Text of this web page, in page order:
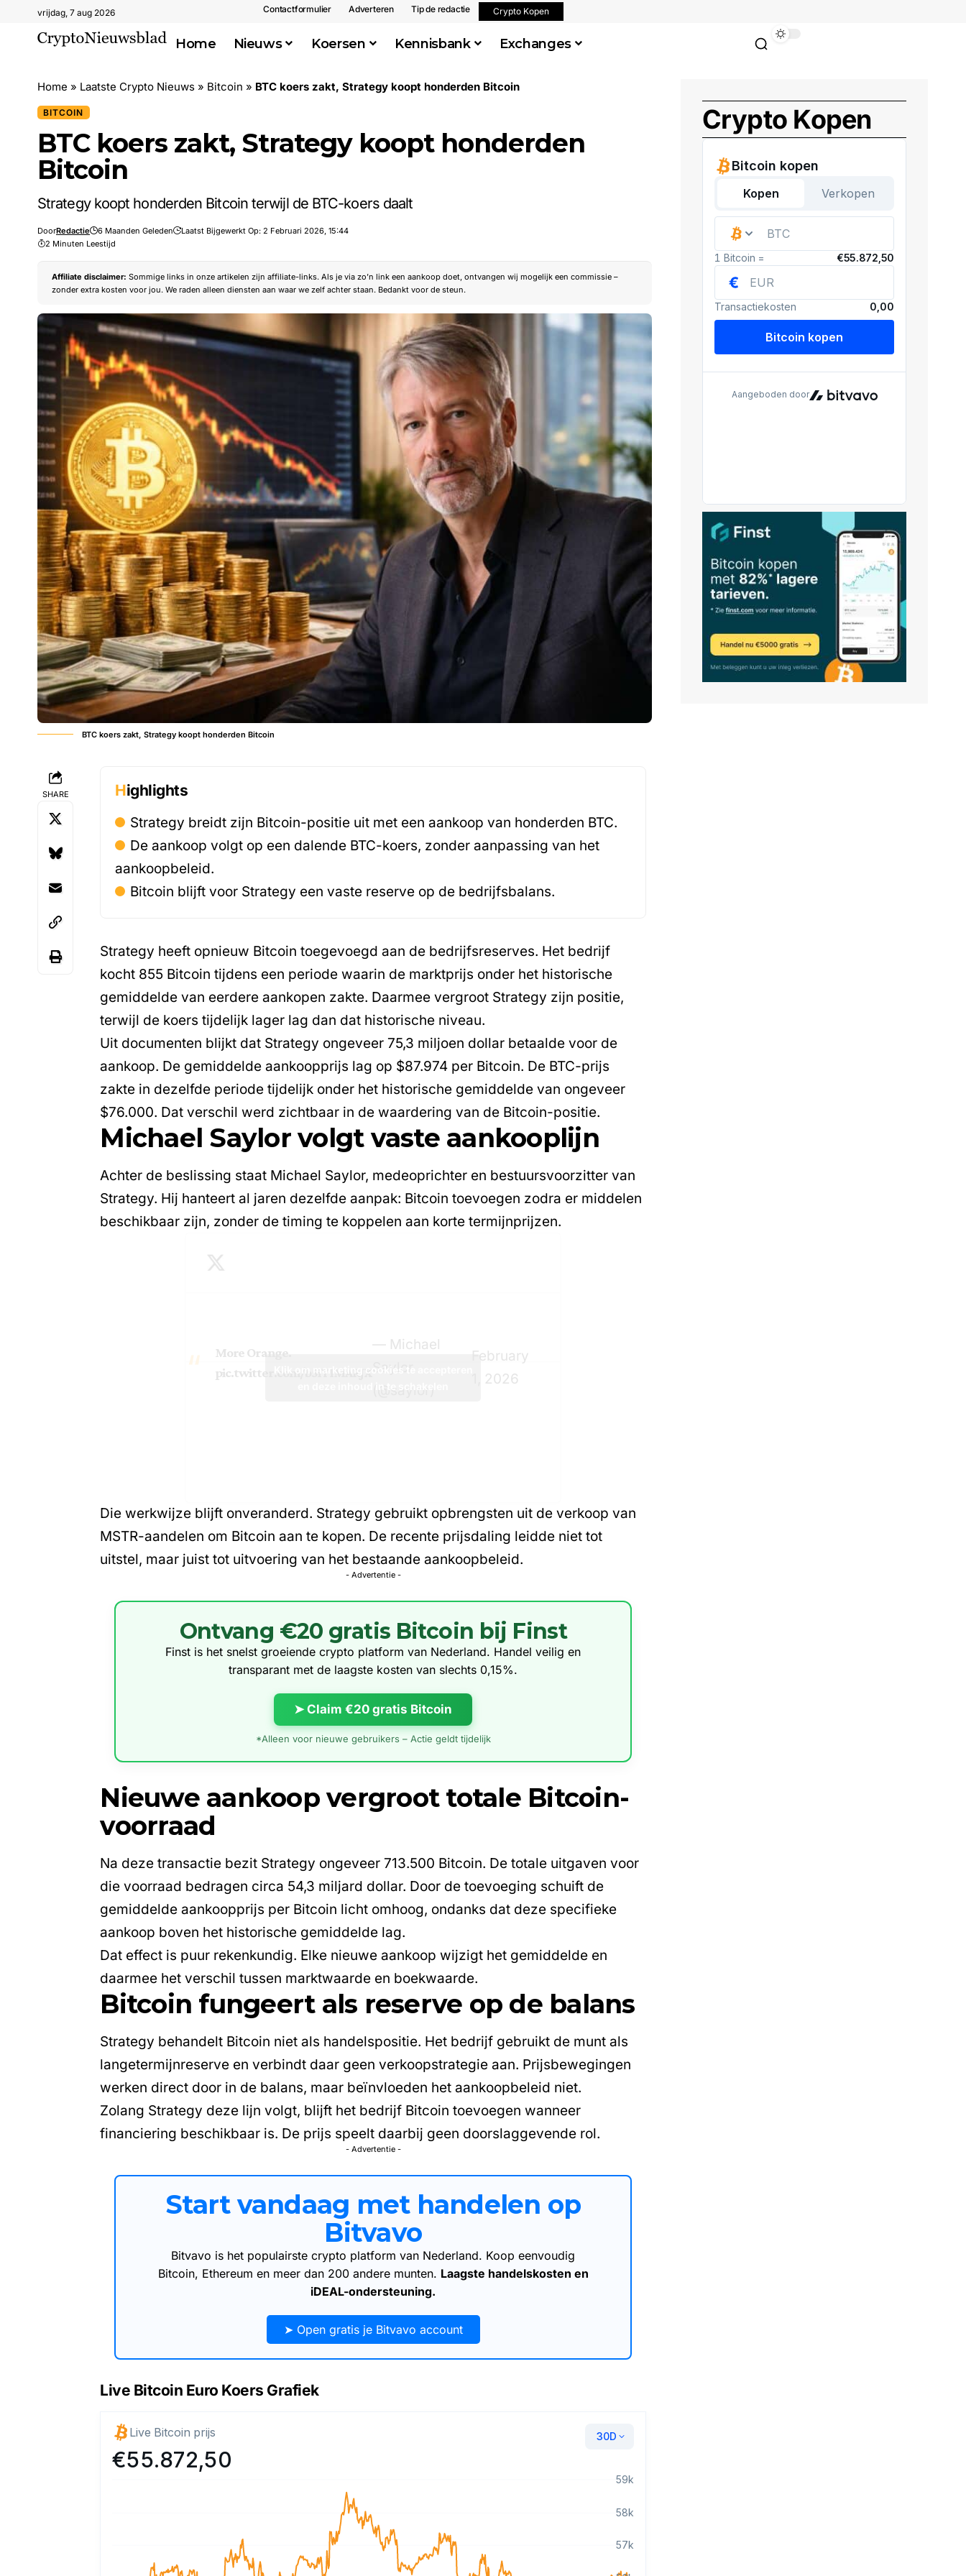
vrijdag, 7 aug 2026 Contactformulier Adverteren Tip de redactie Crypto Kopen
Home Nieuws Koersen Kennisbank Exchanges
Home » Laatste Crypto Nieuws » Bitcoin » BTC koers zakt, Strategy koopt honderden Bitcoin
BITCOIN
BTC koers zakt, Strategy koopt honderden
Bitcoin
Strategy koopt honderden Bitcoin terwijl de BTC-koers daalt
DoorRedactie 6 Maanden Geleden
Laatst Bijgewerkt Op: 2 Februari 2026, 15:44
2 Minuten Leestijd
Affiliate disclaimer: Sommige links in onze artikelen zijn affiliate-links. Als je via zo’n link een aankoop doet, ontvangen wij mogelijk een commissie –
zonder extra kosten voor jou. We raden alleen diensten aan waar we zelf achter staan. Bedankt voor de steun.
BTC koers zakt, Strategy koopt honderden Bitcoin
SHARE Highlights
Strategy breidt zijn Bitcoin-positie uit met een aankoop van honderden BTC.
De aankoop volgt op een dalende BTC-koers, zonder aanpassing van het
aankoopbeleid.
Bitcoin blijft voor Strategy een vaste reserve op de bedrijfsbalans.
Strategy heeft opnieuw Bitcointoegevoegd aan de bedrijfsreserves. Het bedrijf
kocht 855 Bitcoin tijdens een periode waarin de marktprijs onder het historische
gemiddelde van eerdere aankopen zakte. Daarmee vergroot Strategy zijn positie,
terwijl de koers tijdelijk lager lag dan dat historische niveau.
Uit documenten blijkt dat Strategy ongeveer 75,3 miljoen dollar betaalde voor de
aankoop. De gemiddelde aankoopprijs lag op $87.974 per Bitcoin. De BTC-prijs
zakte in dezelfde periode tijdelijk onder het historische gemiddelde van ongeveer
$76.000. Dat verschil werd zichtbaar in de waardering van de Bitcoin-positie.
Michael Saylor volgt vaste aankooplijn
Achter de beslissing staat Michael Saylor, medeoprichter en bestuursvoorzitter van
Strategy. Hij hanteert al jaren dezelfde aanpak: Bitcoin toevoegen zodra er middelen
beschikbaar zijn, zonder de timing te koppelen aan korte termijnprijzen.
More Orange.
pic.twitter.com/b5iYIMARJX
— Michael
Saylor
(@saylor)
February
1, 2026
Klik om marketing cookies te accepteren
en deze inhoud in te schakelen
Die werkwijze blijft onveranderd. Strategy gebruikt opbrengsten uit de verkoop van
MSTR-aandelen om Bitcoin aan te kopen. De recente prijsdaling leidde niet tot
uitstel, maar juist tot uitvoering van het bestaande aankoopbeleid.
- Advertentie -
Ontvang €20 gratis Bitcoin bij Finst
Finst is het snelst groeiende crypto platform van Nederland. Handel veilig en
transparant met de laagste kosten van slechts 0,15%.
➤ Claim €20 gratis Bitcoin
*Alleen voor nieuwe gebruikers – Actie geldt tijdelijk
Nieuwe aankoop vergroot totale Bitcoin-
voorraad
Na deze transactie bezit Strategy ongeveer 713.500 Bitcoin. De totale uitgaven voor
die voorraad bedragen circa 54,3 miljard dollar. Door de toevoeging schuift de
gemiddelde aankoopprijs per Bitcoin licht omhoog, ondanks dat deze specifieke
aankoop boven het historische gemiddelde lag.
Dat effect is puur rekenkundig. Elke nieuwe aankoop wijzigt het gemiddelde en
daarmee het verschil tussen marktwaarde en boekwaarde.
Bitcoin fungeert als reserve op de balans
Strategy behandelt Bitcoin niet als handelspositie. Het bedrijf gebruikt de munt als
langetermijnreserve en verbindt daar geen verkoopstrategie aan. Prijsbewegingen
werken direct door in de balans, maar beïnvloeden het aankoopbeleid niet.
Zolang Strategy deze lijn volgt, blijft het bedrijf Bitcoin toevoegen wanneer
financiering beschikbaar is. De prijs speelt daarbij geen doorslaggevende rol.
- Advertentie -
Start vandaag met handelen op
Bitvavo
Bitvavo is het populairste crypto platform van Nederland. Koop eenvoudig
Bitcoin, Ethereum en meer dan 200 andere munten. Laagste handelskosten en
iDEAL-ondersteuning.
➤ Open gratis je Bitvavo account
Live Bitcoin Euro Koers Grafiek
Crypto Kopen